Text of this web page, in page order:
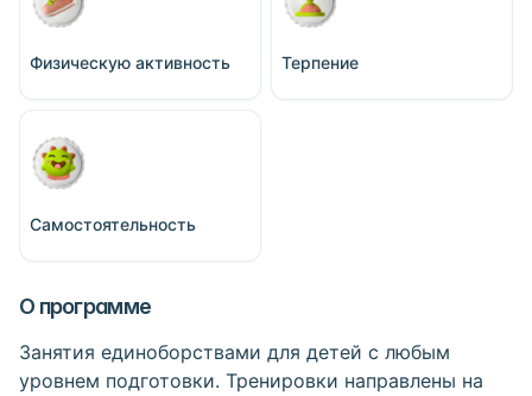
Физическую активность Терпение
Самостоятельность
О программе
Занятия единоборствами для детей с любым
уровнем подготовки. Тренировки направлены на